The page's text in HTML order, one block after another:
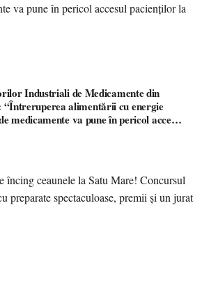
Industriali de Medicamente din
alimentării cu energie
medicamente va pune în pericol accesul